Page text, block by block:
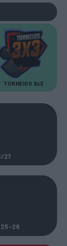
TORNEIOS 3x3
27
26